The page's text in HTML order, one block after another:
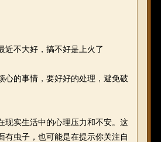
不大好，搞不好是上火了
的事情，要好好的处理，避免破
实生活中的心理压力和不安。这
有虫子，也可能是在提示你关注自